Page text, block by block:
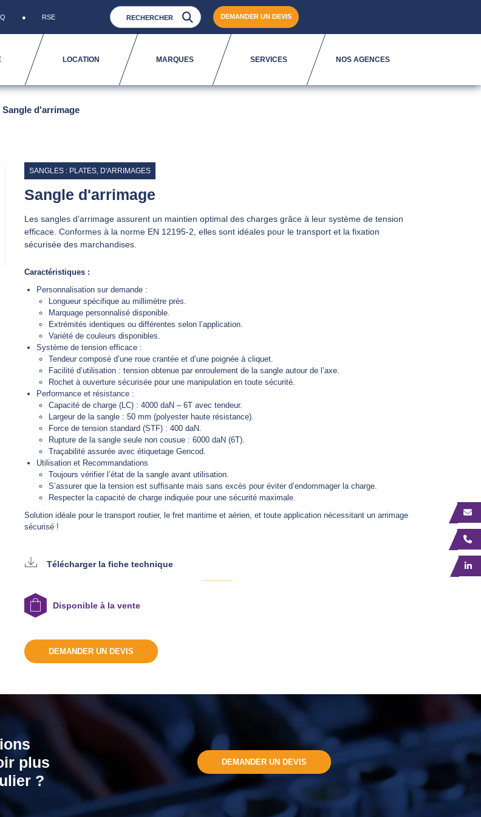
RSE DEMANDER UN DEVIS
LOCATION MARQUES SERVICES NOS AGENCES
Sangle d'arrimage
SANGLES : PLATES, D'ARRIMAGES
Sangle d'arrimage
Les sangles d’arrimage assurent un maintien optimal des charges grâce à leur système de tension
efficace. Conformes à la norme EN 12195-2, elles sont idéales pour le transport et la fixation
sécurisée des marchandises.
Caractéristiques :
Personnalisation sur demande :
Longueur spécifique au millimètre près.
Marquage personnalisé disponible.
Extrémités identiques ou différentes selon l’application.
Variété de couleurs disponibles.
Système de tension efficace :
Tendeur composé d’une roue crantée et d’une poignée à cliquet.
Facilité d’utilisation : tension obtenue par enroulement de la sangle autour de l’axe.
Rochet à ouverture sécurisée pour une manipulation en toute sécurité.
Performance et résistance :
Capacité de charge (LC) : 4000 daN – 6T avec tendeur.
Largeur de la sangle : 50 mm (polyester haute résistance).
Force de tension standard (STF) : 400 daN.
Rupture de la sangle seule non cousue : 6000 daN (6T).
Traçabilité assurée avec étiquetage Gencod.
Utilisation et Recommandations
Toujours vérifier l’état de la sangle avant utilisation.
S’assurer que la tension est suffisante mais sans excès pour éviter d’endommager la charge.
Respecter la capacité de charge indiquée pour une sécurité maximale.
Solution idéale pour le transport routier, le fret maritime et aérien, et toute application nécessitant un arrimage
sécurisé !
Télécharger la fiche technique
Disponible à la vente
DEMANDER UN DEVIS
plus
?
DEMANDER UN DEVIS